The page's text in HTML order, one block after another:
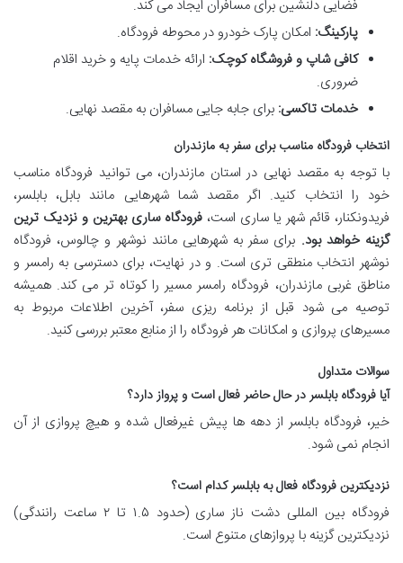
فضایی دلنشین برای مسافران ایجاد می کند.
پارکینگ: امکان پارک خودرو در محوطه فرودگاه.
کافی شاپ و فروشگاه کوچک: ارائه خدمات پایه و خرید اقلام
ضروری.
خدمات تاکسی: برای جابه جایی مسافران به مقصد نهایی.
انتخاب فرودگاه مناسب برای سفر به مازندران
با توجه به مقصد نهایی در استان مازندران، می توانید فرودگاه مناسب
خود را انتخاب کنید. اگر مقصد شما شهرهایی مانند بابل، بابلسر،
فریدونکنار، قائم شهر یا ساری است، فرودگاه ساری بهترین و نزدیک ترین
گزینه خواهد بود. برای سفر به شهرهایی مانند نوشهر و چالوس، فرودگاه
نوشهر انتخاب منطقی تری است. و در نهایت، برای دسترسی به رامسر و
مناطق غربی مازندران، فرودگاه رامسر مسیر را کوتاه تر می کند. همیشه
توصیه می شود قبل از برنامه ریزی سفر، آخرین اطلاعات مربوط به
مسیرهای پروازی و امکانات هر فرودگاه را از منابع معتبر بررسی کنید.
سوالات متداول
آیا فرودگاه بابلسر در حال حاضر فعال است و پرواز دارد؟
خیر، فرودگاه بابلسر از دهه ها پیش غیرفعال شده و هیچ پروازی از آن
انجام نمی شود.
نزدیکترین فرودگاه فعال به بابلسر کدام است؟
فرودگاه بین المللی دشت ناز ساری (حدود ۱.۵ تا ۲ ساعت رانندگی)
نزدیکترین گزینه با پروازهای متنوع است.